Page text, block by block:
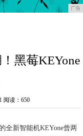
广告
黑莓KEYone
阅读：650
全新智能机KEYone曾两